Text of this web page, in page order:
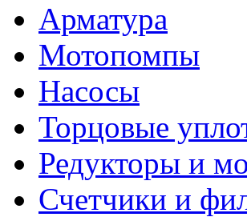
Арматура
Мотопомпы
Насосы
Торцовые
Редукторы и
Счетчики и